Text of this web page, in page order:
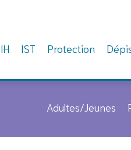
IST Protection
Adultes/Jeunes